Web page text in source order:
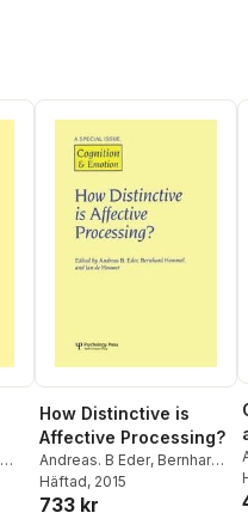
How Distinctive is
Affective Processing?
Andreas. B Eder, Bernhard
Hommel,Jan De Houwer
Häftad, 2015
733 kr